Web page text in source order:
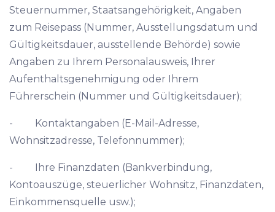
Steuernummer, Staatsangehörigkeit, Angaben
zum Reisepass (Nummer, Ausstellungsdatum und
Gültigkeitsdauer, ausstellende Behörde) sowie
Angaben zu Ihrem Personalausweis, Ihrer
Aufenthaltsgenehmigung oder Ihrem
Führerschein (Nummer und Gültigkeitsdauer);
- Kontaktangaben (E-Mail-Adresse,
Wohnsitzadresse, Telefonnummer);
- Ihre Finanzdaten (Bankverbindung,
Kontoauszüge, steuerlicher Wohnsitz, Finanzdaten,
Einkommensquelle usw.);